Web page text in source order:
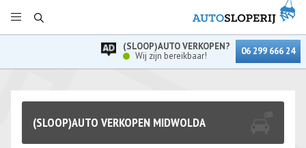
(SLOOP)AUTO VERKOPEN?
Wij zijn bereikbaar!
06 299 666 24
(SLOOP)AUTO VERKOPEN MIDWOLDA